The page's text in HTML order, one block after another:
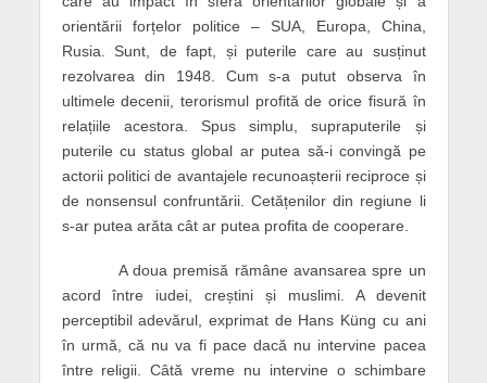
orientării forțelor politice – SUA, Europa, China,
Rusia. Sunt, de fapt, și puterile care au susținut
rezolvarea din 1948. Cum s-a putut observa în
ultimele decenii, terorismul profită de orice fisură în
relațiile acestora. Spus simplu, supraputerile și
puterile cu status global ar putea să-i convingă pe
actorii politici de avantajele recunoașterii reciproce și
de nonsensul confruntării. Cetățenilor din regiune li
s-ar putea arăta cât ar putea profita de cooperare.
A doua premisă rămâne avansarea spre un
acord între iudei, creștini și muslimi. A devenit
perceptibil adevărul, exprimat de Hans Küng cu ani
în urmă, că nu va fi pace dacă nu intervine pacea
între religii. Câtă vreme nu intervine o schimbare